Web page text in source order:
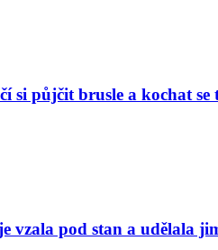
si půjčit brusle a kochat se
vzala pod stan a udělala